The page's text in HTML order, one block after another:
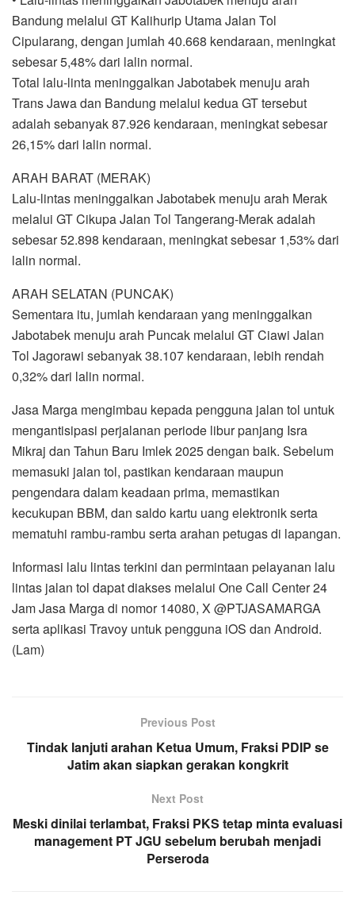
Bandung melalui GT Kalihurip Utama Jalan Tol
Cipularang, dengan jumlah 40.668 kendaraan, meningkat
sebesar 5,48% dari lalin normal.
Total lalu-linta meninggalkan Jabotabek menuju arah
Trans Jawa dan Bandung melalui kedua GT tersebut
adalah sebanyak 87.926 kendaraan, meningkat sebesar
26,15% dari lalin normal.
ARAH BARAT (MERAK)
Lalu-lintas meninggalkan Jabotabek menuju arah Merak
melalui GT Cikupa Jalan Tol Tangerang-Merak adalah
sebesar 52.898 kendaraan, meningkat sebesar 1,53% dari
lalin normal.
ARAH SELATAN (PUNCAK)
Sementara itu, jumlah kendaraan yang meninggalkan
Jabotabek menuju arah Puncak melalui GT Ciawi Jalan
Tol Jagorawi sebanyak 38.107 kendaraan, lebih rendah
0,32% dari lalin normal.
Jasa Marga mengimbau kepada pengguna jalan tol untuk
mengantisipasi perjalanan periode libur panjang Isra
Mikraj dan Tahun Baru Imlek 2025 dengan baik. Sebelum
memasuki jalan tol, pastikan kendaraan maupun
pengendara dalam keadaan prima, memastikan
kecukupan BBM, dan saldo kartu uang elektronik serta
mematuhi rambu-rambu serta arahan petugas di lapangan.
Informasi lalu lintas terkini dan permintaan pelayanan lalu
lintas jalan tol dapat diakses melalui One Call Center 24
Jam Jasa Marga di nomor 14080, X @PTJASAMARGA
serta aplikasi Travoy untuk pengguna iOS dan Android.
(Lam)
Previous Post
Tindak lanjuti arahan Ketua Umum, Fraksi PDIP se
Jatim akan siapkan gerakan kongkrit
Next Post
Meski dinilai terlambat, Fraksi PKS tetap minta evaluasi
management PT JGU sebelum berubah menjadi
Perseroda